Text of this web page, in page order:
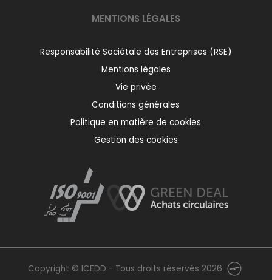
MENTIONS LÉGALES
Responsabilité Sociétale des Entreprises (RSE)
Mentions légales
Vie privée
Conditions générales
Politique en matière de cookies
Gestion des cookies
Copyright © ICEDD - Tous droits réservés 2026